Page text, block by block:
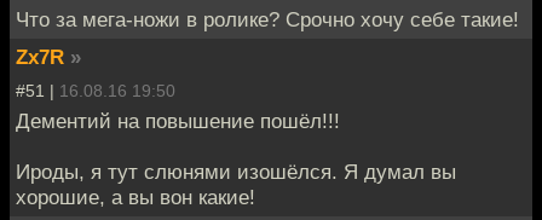
Что за мега-ножи в ролике? Срочно хочу себе такие!
Zx7R »
#51 | 16.08.16 19:50
Дементий на повышение пошёл!!!
Ироды, я тут слюнями изошёлся. Я думал вы
хорошие, а вы вон какие!